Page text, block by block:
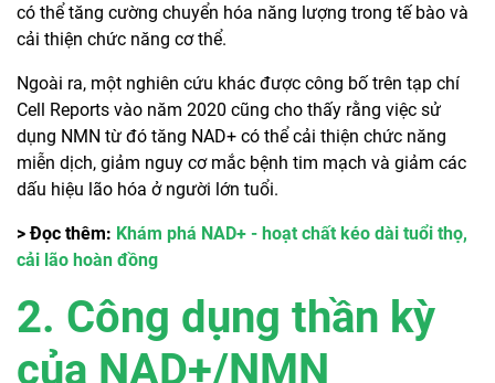
có thể tăng cường chuyển hóa năng lượng trong tế bào và
cải thiện chức năng cơ thể.
Ngoài ra, một nghiên cứu khác được công bố trên tạp chí
Cell Reports vào năm 2020 cũng cho thấy rằng việc sử
dụng NMN từ đó tăng NAD+ có thể cải thiện chức năng
miễn dịch, giảm nguy cơ mắc bệnh tim mạch và giảm các
dấu hiệu lão hóa ở người lớn tuổi.
> Đọc thêm: Khám phá NAD+ - hoạt chất kéo dài tuổi thọ,
cải lão hoàn đồng
2. Công dụng thần kỳ
của NAD+/NMN